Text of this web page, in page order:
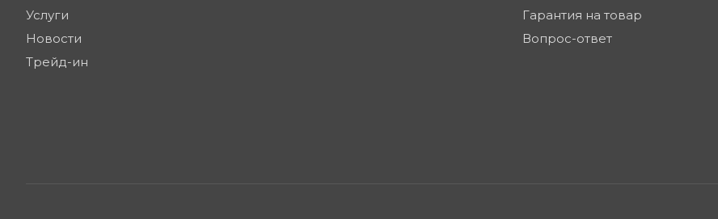
Услуги
Новости
Трейд-ин
Гарантия на товар
Вопрос-ответ